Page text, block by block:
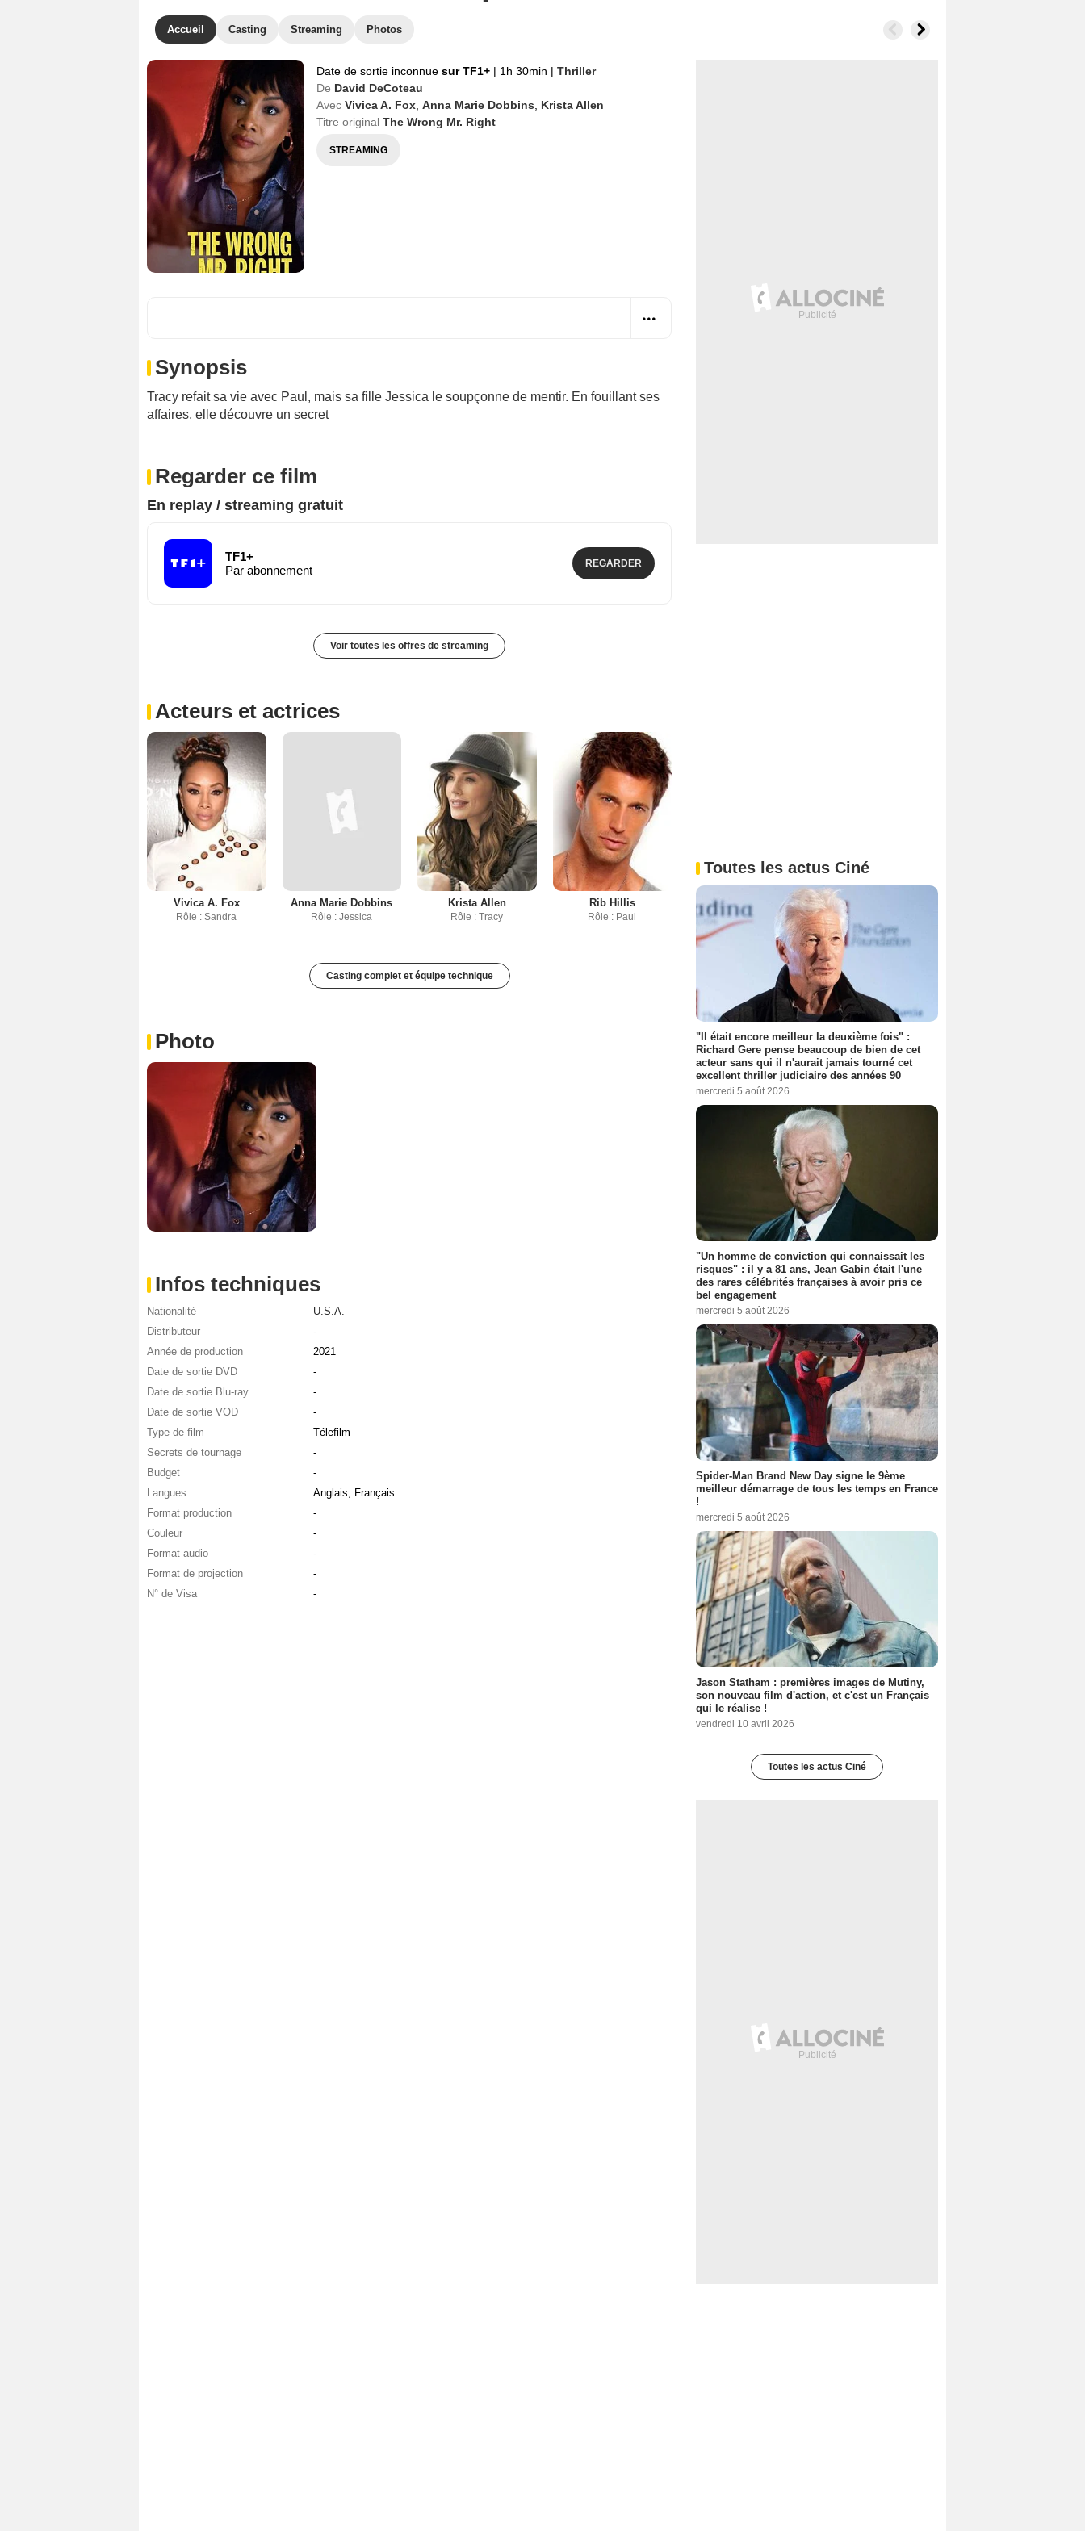
Accueil Casting Streaming Photos
Date de sortie inconnue sur TF1+ | 1h 30min | Thriller
De David DeCoteau
Avec Vivica A. Fox Anna Marie Dobbins
Krista Allen
Titre original The Wrong Mr. Right
STREAMING
Synopsis
Tracy refait sa vie avec Paul, mais sa fille Jessica le soupçonne de mentir. En fouillant ses
affaires, elle découvre un secret
Regarder ce film
En replay / streaming gratuit
TF1+
Par abonnement
REGARDER
Voir toutes les offres de streaming
Acteurs et actrices
Vivica A. Fox
Rôle : Sandra
Anna Marie Dobbins
Rôle : Jessica
Krista Allen
Rôle : Tracy
Rib Hillis
Rôle : Paul
Casting complet et équipe technique
Photo
Infos techniques
Nationalité
U.S.A.
Distributeur
-
Année de production
2021
Date de sortie DVD
-
Date de sortie Blu-ray
-
Date de sortie VOD
-
Type de film
Télefilm
Secrets de tournage
-
Budget
-
Langues
Anglais, Français
Format production
-
Couleur
-
Format audio
-
Format de projection
-
N° de Visa
-
Toutes les actus Ciné
"Il était encore meilleur la deuxième fois" :
Richard Gere pense beaucoup de bien de cet
acteur sans qui il n'aurait jamais tourné cet
excellent thriller judiciaire des années 90
mercredi 5 août 2026
"Un homme de conviction qui connaissait les
risques" : il y a 81 ans, Jean Gabin était l'une
des rares célébrités françaises à avoir pris ce
bel engagement
mercredi 5 août 2026
Spider-Man Brand New Day signe le 9ème
meilleur démarrage de tous les temps en France
!
mercredi 5 août 2026
Jason Statham : premières images de Mutiny,
son nouveau film d'action, et c'est un Français
qui le réalise !
vendredi 10 avril 2026
Toutes les actus Ciné